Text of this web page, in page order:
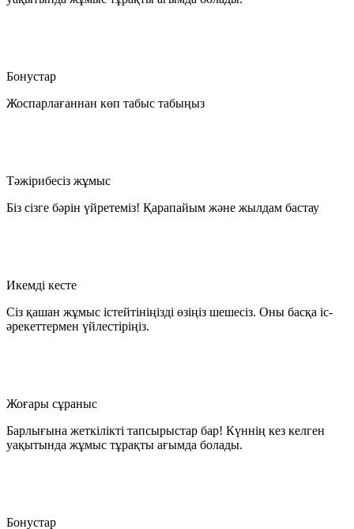
Бонустар
Жоспарлағаннан көп табыс табыңыз
Тәжірибесіз жұмыс
Біз сізге бәрін үйретеміз! Қарапайым және жылдам бастау
Икемді кесте
Сіз қашан жұмыс істейтініңізді өзіңіз шешесіз. Оны басқа іс-
әрекеттермен үйлестіріңіз.
Жоғары сұраныс
Барлығына жеткілікті тапсырыстар бар! Күннің кез келген
уақытында жұмыс тұрақты ағымда болады.
Бонустар